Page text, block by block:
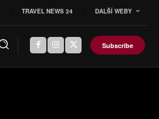
TRAVEL NEWS 24 DALŠÍ WEBY
Subscribe